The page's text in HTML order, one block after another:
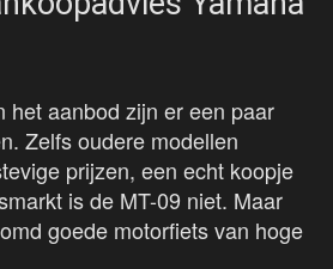
het aanbod zijn er een paar
Zelfs oudere modellen
prijzen, een echt koopje
is de MT-09 niet. Maar
goede motorfiets van hoge